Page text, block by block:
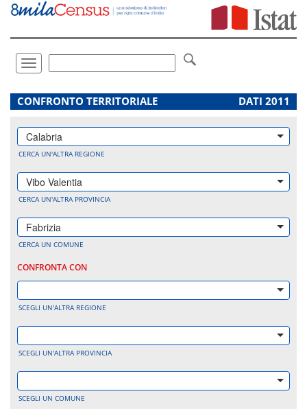
Vai
direttamente
Toggle
navigation
.
CONFRONTO TERRITORIALE DATI 2011
Calabria
CERCA UN'ALTRA REGIONE
Vibo Valentia
CERCA UN'ALTRA PROVINCIA
Fabrizia
CERCA UN COMUNE
CONFRONTA CON
SCEGLI UN'ALTRA REGIONE
SCEGLI UN'ALTRA PROVINCIA
SCEGLI UN COMUNE